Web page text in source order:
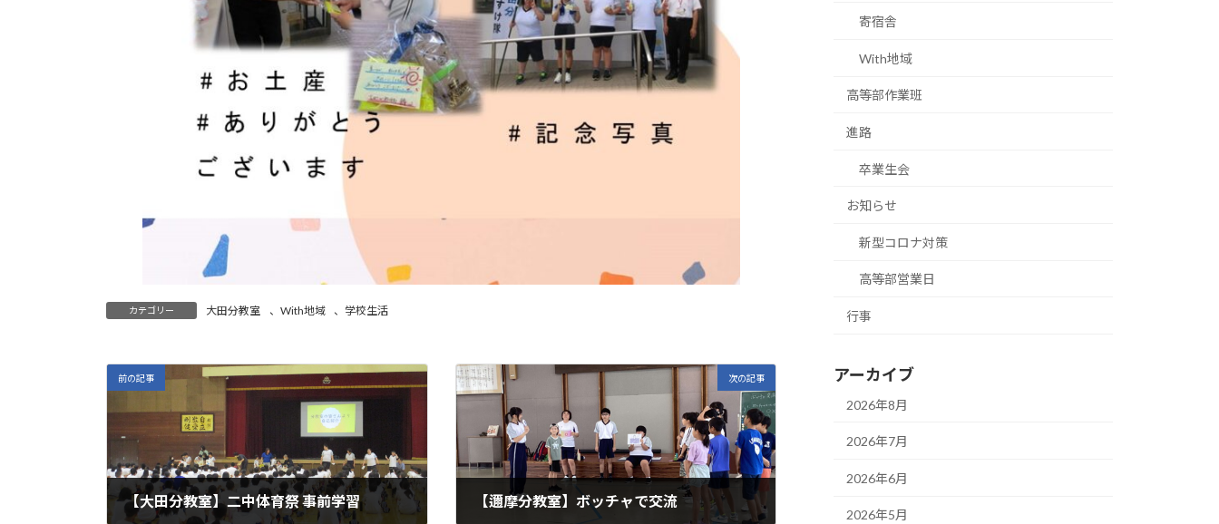
カテゴリー 大田分教室 、 With地域 、 学校生活
前の記事
【大田分教室】二中体育祭 事前学習
次の記事
【邇摩分教室】ボッチャで交流
寄宿舎
With地域
高等部作業班
進路
卒業生会
お知らせ
新型コロナ対策
高等部営業日
行事
アーカイブ
2026年8月
2026年7月
2026年6月
2026年5月